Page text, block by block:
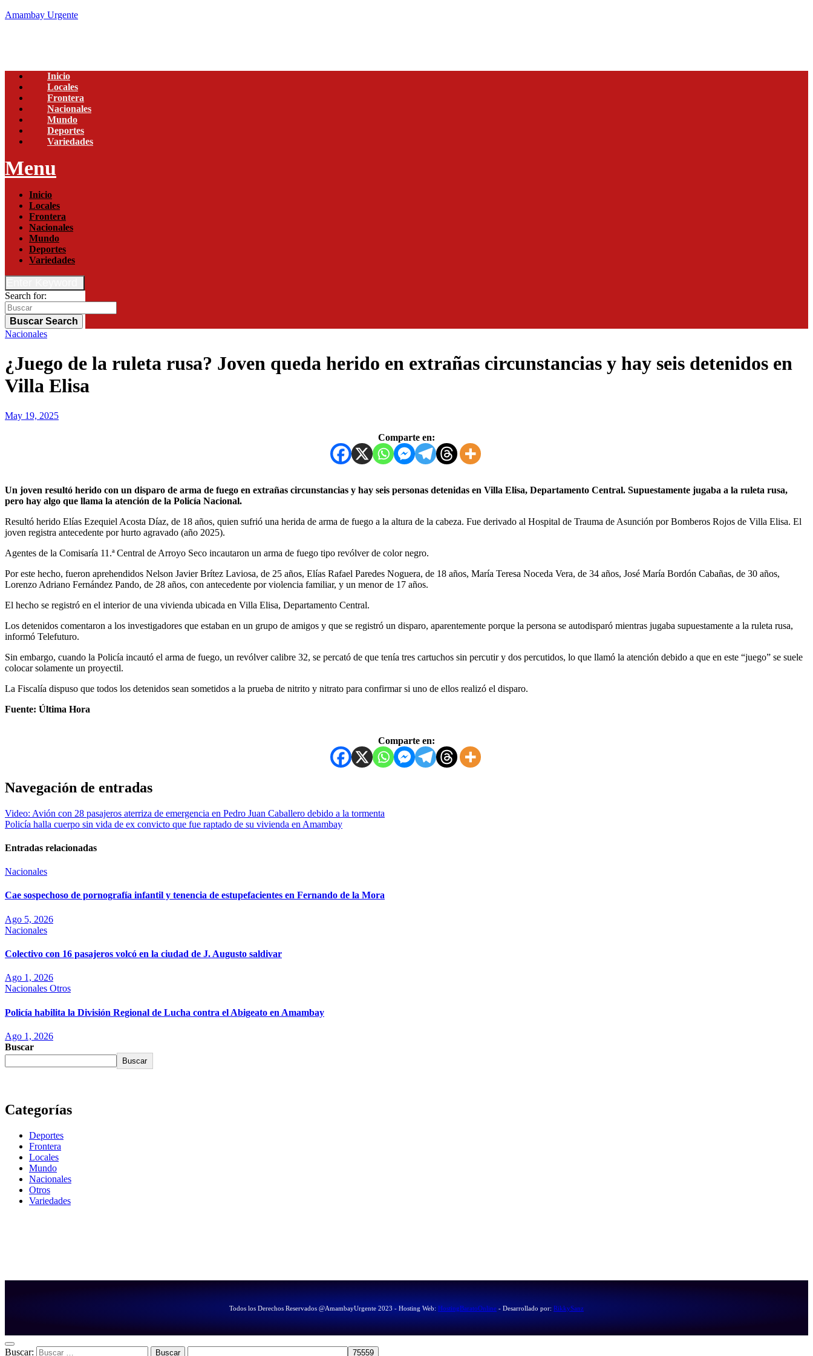
Amambay Urgente
Inicio
Locales
Frontera
Nacionales
Mundo
Deportes
Variedades
Menu
Inicio
Locales
Frontera
Nacionales
Mundo
Deportes
Variedades
Search for:
Buscar Search
Nacionales
¿Juego de la ruleta rusa? Joven queda herido en extrañas circunstancias y hay seis detenidos en
Villa Elisa
May 19, 2025
Comparte en:
Un joven resultó herido con un disparo de arma de fuego en extrañas circunstancias y hay seis personas detenidas en Villa Elisa, Departamento Central. Supuestamente jugaba a la ruleta rusa,
pero hay algo que llama la atención de la Policía Nacional.
Resultó herido Elías Ezequiel Acosta Díaz, de 18 años, quien sufrió una herida de arma de fuego a la altura de la cabeza. Fue derivado al Hospital de Trauma de Asunción por Bomberos Rojos de Villa Elisa. El
joven registra antecedente por hurto agravado (año 2025).
Agentes de la Comisaría 11.ª Central de Arroyo Seco incautaron un arma de fuego tipo revólver de color negro.
Por este hecho, fueron aprehendidos Nelson Javier Brítez Laviosa, de 25 años, Elías Rafael Paredes Noguera, de 18 años, María Teresa Noceda Vera, de 34 años, José María Bordón Cabañas, de 30 años,
Lorenzo Adriano Fernández Pando, de 28 años, con antecedente por violencia familiar, y un menor de 17 años.
El hecho se registró en el interior de una vivienda ubicada en Villa Elisa, Departamento Central.
Los detenidos comentaron a los investigadores que estaban en un grupo de amigos y que se registró un disparo, aparentemente porque la persona se autodisparó mientras jugaba supuestamente a la ruleta rusa,
informó Telefuturo.
Sin embargo, cuando la Policía incautó el arma de fuego, un revólver calibre 32, se percató de que tenía tres cartuchos sin percutir y dos percutidos, lo que llamó la atención debido a que en este “juego” se suele
colocar solamente un proyectil.
La Fiscalía dispuso que todos los detenidos sean sometidos a la prueba de nitrito y nitrato para confirmar si uno de ellos realizó el disparo.
Fuente: Última Hora
Comparte en:
Navegación de entradas
Video: Avión con 28 pasajeros aterriza de emergencia en Pedro Juan Caballero debido a la tormenta
Policía halla cuerpo sin vida de ex convicto que fue raptado de su vivienda en Amambay
Entradas relacionadas
Nacionales
Cae sospechoso de pornografía infantil y tenencia de estupefacientes en Fernando de la Mora
Ago 5, 2026
Nacionales
Colectivo con 16 pasajeros volcó en la ciudad de J. Augusto saldivar
Ago 1, 2026
Nacionales Otros
Policía habilita la División Regional de Lucha contra el Abigeato en Amambay
Ago 1, 2026
Buscar
Buscar
Categorías
Deportes
Frontera
Locales
Mundo
Nacionales
Otros
Variedades
Todos los Derechos Reservados @AmambayUrgente 2023 - Hosting Web: HostingBaratoOnline - Desarrollado por: RikkySanz
Buscar: